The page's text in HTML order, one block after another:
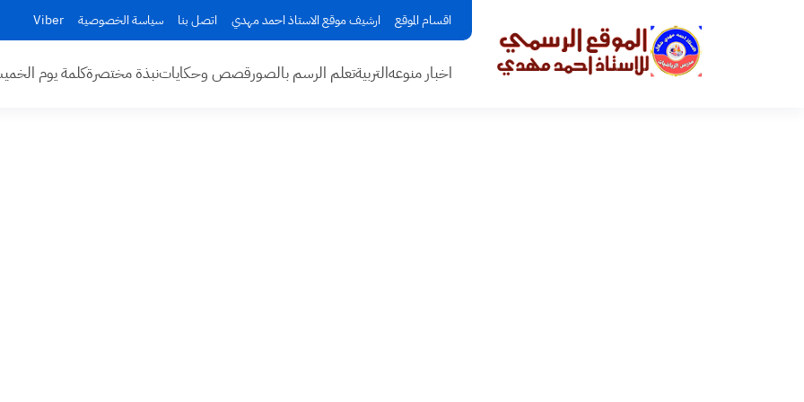
اقسام الموقع ارشيف موقع الاستاذ احمد مهدي اتصل بنا سياسة الخصوصية Viber
اخبار منوعهالتربيةتعلم الرسم بالصورقصص وحكاياتنبذة مختصرةكلمة يوم